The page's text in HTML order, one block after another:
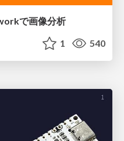
で画像分析
1 540